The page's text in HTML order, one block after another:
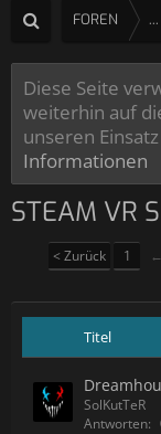
FOREN ...
Diese Seite
weiterhin auf
unseren
Informationen
STEAM VR
< Zurück 1 ←
Titel
SolKutTeR
Antworten: